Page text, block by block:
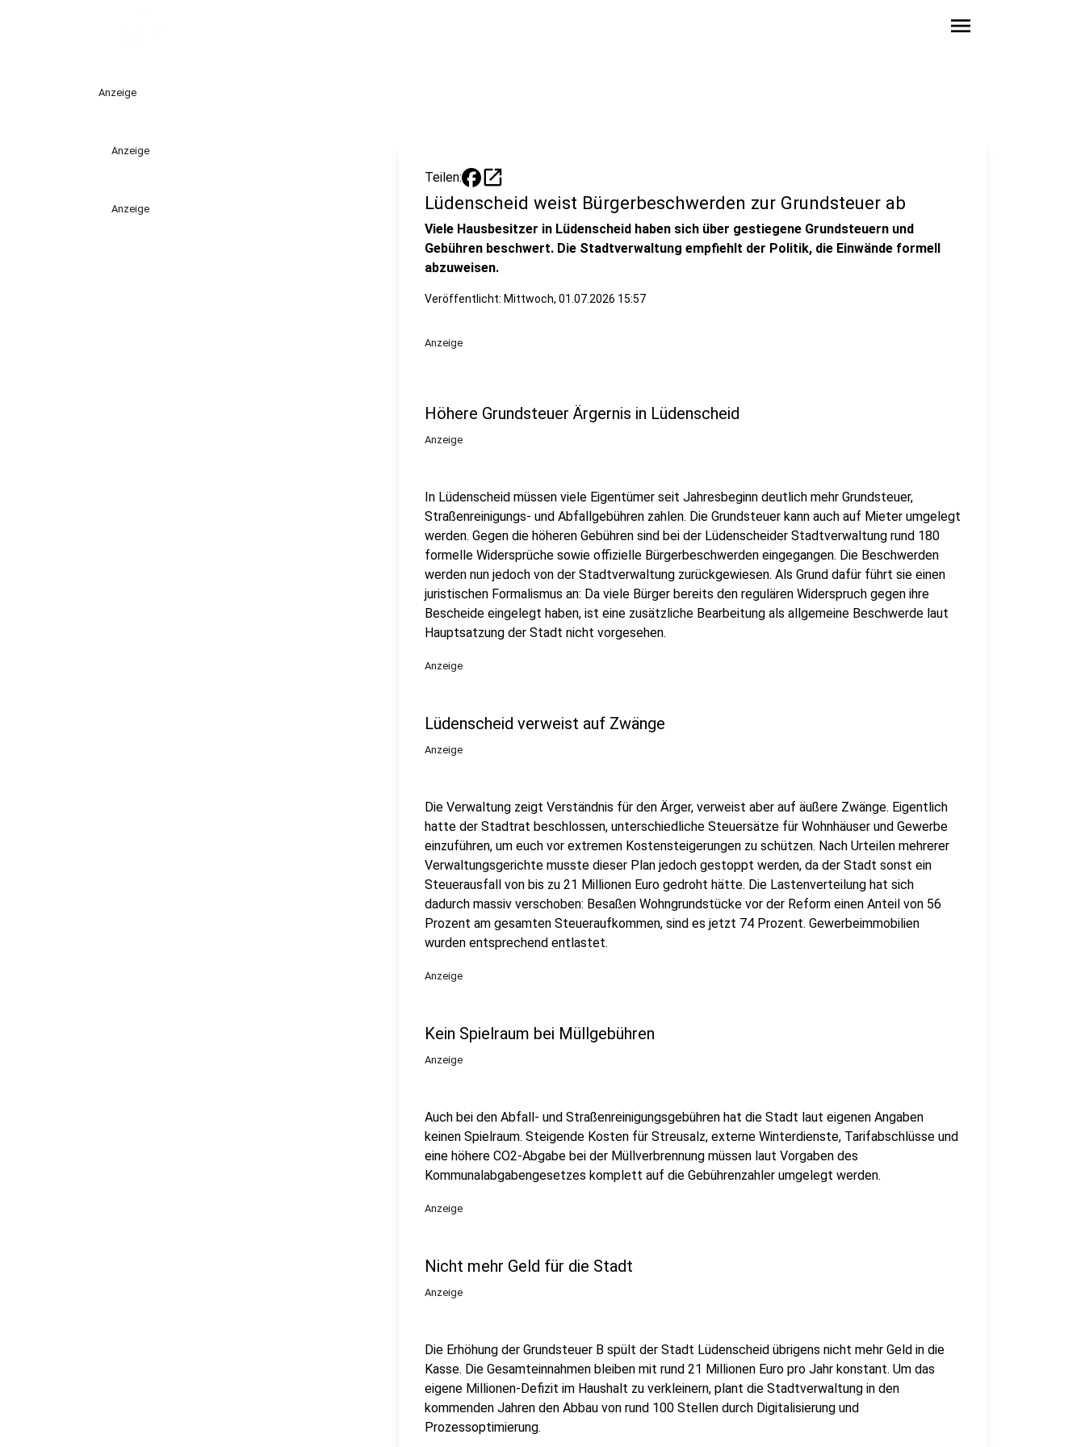
menu
Anzeige
Anzeige
Anzeige
Teilen: open_in_new
Lüdenscheid weist Bürgerbeschwerden zur Grundsteuer ab
Viele Hausbesitzer in Lüdenscheid haben sich über gestiegene Grundsteuern und
Gebühren beschwert. Die Stadtverwaltung empfiehlt der Politik, die Einwände formell
abzuweisen.
Veröffentlicht: Mittwoch, 01.07.2026 15:57
Anzeige
Höhere Grundsteuer Ärgernis in Lüdenscheid
Anzeige
In Lüdenscheid müssen viele Eigentümer seit Jahresbeginn deutlich mehr Grundsteuer,
Straßenreinigungs- und Abfallgebühren zahlen. Die Grundsteuer kann auch auf Mieter umgelegt
werden. Gegen die höheren Gebühren sind bei der Lüdenscheider Stadtverwaltung rund 180
formelle Widersprüche sowie offizielle Bürgerbeschwerden eingegangen. Die Beschwerden
werden nun jedoch von der Stadtverwaltung zurückgewiesen. Als Grund dafür führt sie einen
juristischen Formalismus an: Da viele Bürger bereits den regulären Widerspruch gegen ihre
Bescheide eingelegt haben, ist eine zusätzliche Bearbeitung als allgemeine Beschwerde laut
Hauptsatzung der Stadt nicht vorgesehen.
Anzeige
Lüdenscheid verweist auf Zwänge
Anzeige
Die Verwaltung zeigt Verständnis für den Ärger, verweist aber auf äußere Zwänge. Eigentlich
hatte der Stadtrat beschlossen, unterschiedliche Steuersätze für Wohnhäuser und Gewerbe
einzuführen, um euch vor extremen Kostensteigerungen zu schützen. Nach Urteilen mehrerer
Verwaltungsgerichte musste dieser Plan jedoch gestoppt werden, da der Stadt sonst ein
Steuerausfall von bis zu 21 Millionen Euro gedroht hätte. Die Lastenverteilung hat sich
dadurch massiv verschoben: Besaßen Wohngrundstücke vor der Reform einen Anteil von 56
Prozent am gesamten Steueraufkommen, sind es jetzt 74 Prozent. Gewerbeimmobilien
wurden entsprechend entlastet.
Anzeige
Kein Spielraum bei Müllgebühren
Anzeige
Auch bei den Abfall- und Straßenreinigungsgebühren hat die Stadt laut eigenen Angaben
keinen Spielraum. Steigende Kosten für Streusalz, externe Winterdienste, Tarifabschlüsse und
eine höhere CO2-Abgabe bei der Müllverbrennung müssen laut Vorgaben des
Kommunalabgabengesetzes komplett auf die Gebührenzahler umgelegt werden.
Anzeige
Nicht mehr Geld für die Stadt
Anzeige
Die Erhöhung der Grundsteuer B spült der Stadt Lüdenscheid übrigens nicht mehr Geld in die
Kasse. Die Gesamteinnahmen bleiben mit rund 21 Millionen Euro pro Jahr konstant. Um das
eigene Millionen-Defizit im Haushalt zu verkleinern, plant die Stadtverwaltung in den
kommenden Jahren den Abbau von rund 100 Stellen durch Digitalisierung und
Prozessoptimierung.